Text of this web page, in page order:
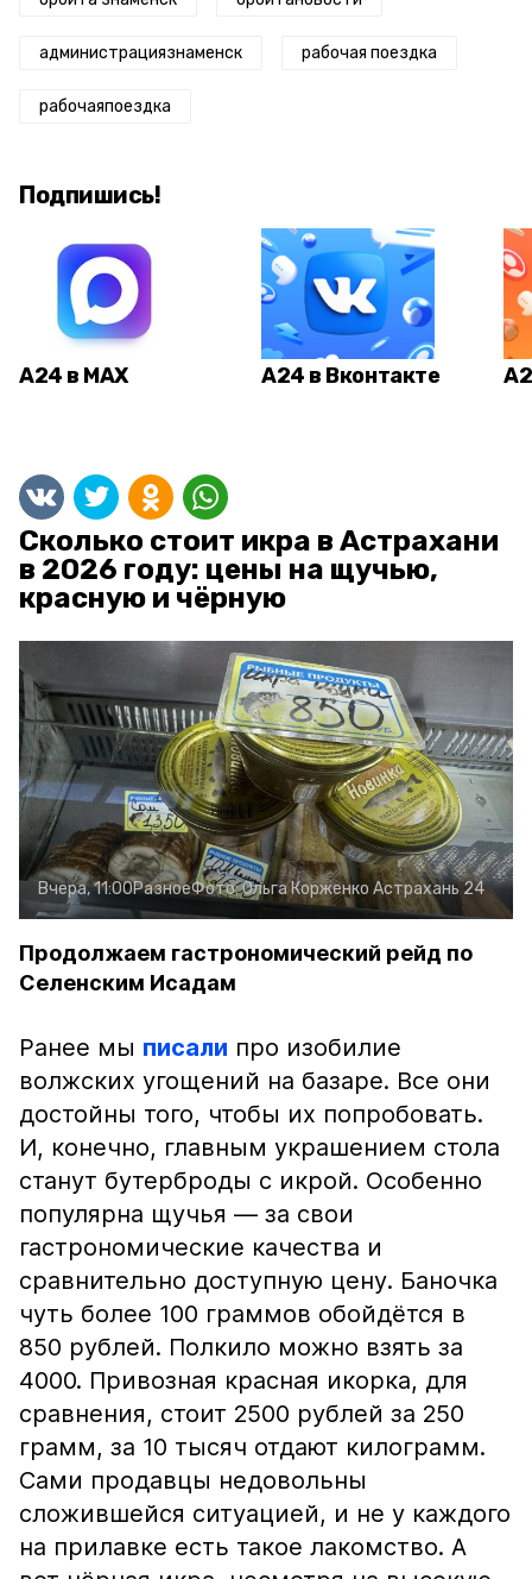
администрациязнаменск рабочая поездка
рабочаяпоездка
Подпишись!
А24 в MAX А24 в Вконтакте
Сколько стоит икра в Астрахани
в 2026 году: цены на щучью,
красную и чёрную
Вчера, 11:00РазноеФото:Ольга Корженко Астрахань 24
Продолжаем гастрономический рейд по
Селенским Исадам
Ранее мы писали про изобилие
волжских угощений на базаре. Все они
достойны того, чтобы их попробовать.
И, конечно, главным украшением стола
станут бутерброды с икрой. Особенно
популярна щучья — за свои
гастрономические качества и
сравнительно доступную цену. Баночка
чуть более 100 граммов обойдётся в
850 рублей. Полкило можно взять за
4000. Привозная красная икорка, для
сравнения, стоит 2500 рублей за 250
грамм, за 10 тысяч отдают килограмм.
Сами продавцы недовольны
сложившейся ситуацией, и не у каждого
на прилавке есть такое лакомство. А